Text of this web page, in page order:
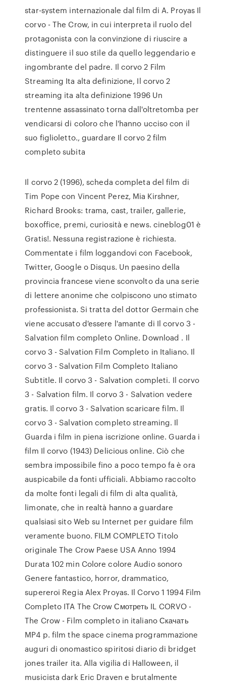
star-system internazionale dal film di A. Proyas Il
corvo - The Crow, in cui interpreta il ruolo del
protagonista con la convinzione di riuscire a
distinguere il suo stile da quello leggendario e
ingombrante del padre. Il corvo 2 Film
Streaming Ita alta definizione, Il corvo 2
streaming ita alta definizione 1996 Un
trentenne assassinato torna dall'oltretomba per
vendicarsi di coloro che l'hanno ucciso con il
suo figlioletto., guardare Il corvo 2 film
completo subita
Il corvo 2 (1996), scheda completa del film di
Tim Pope con Vincent Perez, Mia Kirshner,
Richard Brooks: trama, cast, trailer, gallerie,
boxoffice, premi, curiosità e news. cineblog01 è
Gratis!. Nessuna registrazione è richiesta.
Commentate i film loggandovi con Facebook,
Twitter, Google o Disqus. Un paesino della
provincia francese viene sconvolto da una serie
di lettere anonime che colpiscono uno stimato
professionista. Si tratta del dottor Germain che
viene accusato d'essere l'amante di Il corvo 3 -
Salvation film completo Online. Download . Il
corvo 3 - Salvation Film Completo in Italiano. Il
corvo 3 - Salvation Film Completo Italiano
Subtitle. Il corvo 3 - Salvation completi. Il corvo
3 - Salvation film. Il corvo 3 - Salvation vedere
gratis. Il corvo 3 - Salvation scaricare film. Il
corvo 3 - Salvation completo streaming. Il
Guarda i film in piena iscrizione online. Guarda i
film Il corvo (1943) Delicious online. Ciò che
sembra impossibile fino a poco tempo fa è ora
auspicabile da fonti ufficiali. Abbiamo raccolto
da molte fonti legali di film di alta qualità,
limonate, che in realtà hanno a guardare
qualsiasi sito Web su Internet per guidare film
veramente buono. FILM COMPLETO Titolo
originale The Crow Paese USA Anno 1994
Durata 102 min Colore colore Audio sonoro
Genere fantastico, horror, drammatico,
supereroi Regia Alex Proyas. Il Corvo 1 1994 Film
Completo ITA The Crow Смотреть IL CORVO -
The Crow - Film completo in italiano Скачать
MP4 p. film the space cinema programmazione
auguri di onomastico spiritosi diario di bridget
jones trailer ita. Alla vigilia di Halloween, il
musicista dark Eric Draven e brutalmente